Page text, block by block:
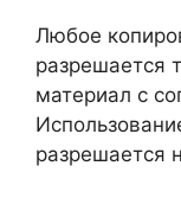
Любое
разрешается
материал с
разрешается